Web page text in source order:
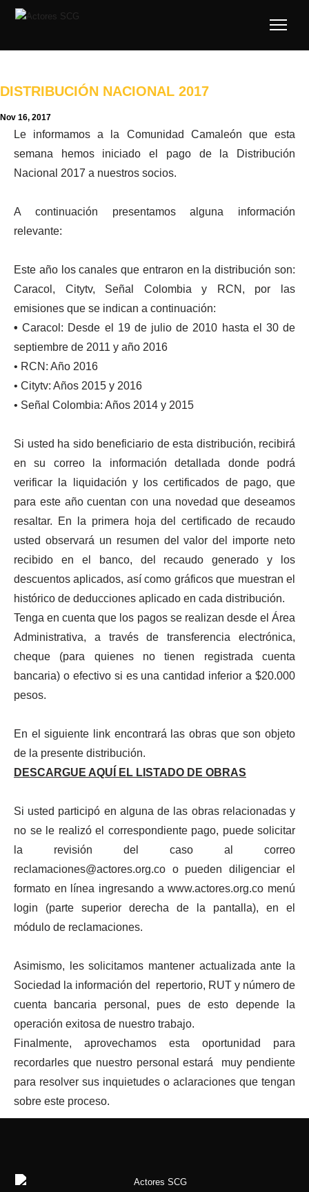
DISTRIBUCIÓN NACIONAL 2017
Nov 16, 2017
​Le informamos a la Comunidad Camaleón que esta
semana hemos iniciado el pago de la Distribución
Nacional 2017 a nuestros socios.
A continuación presentamos alguna información
relevante:
Este año los canales que entraron en la distribución son:
Caracol, Citytv, Señal Colombia y RCN, por las
emisiones que se indican a continuación:
• Caracol: Desde el 19 de julio de 2010 hasta el 30 de
septiembre de 2011 y año 2016
• RCN: Año 2016
• Citytv: Años 2015 y 2016
• Señal Colombia: Años 2014 y 2015
Si usted ha sido beneficiario de esta distribución, recibirá
en su correo la información detallada donde podrá
verificar la liquidación y los certificados de pago, que
para este año cuentan con una novedad que deseamos
resaltar. En la primera hoja del certificado de recaudo
usted observará un resumen del valor del importe neto
recibido en el banco, del recaudo generado y los
descuentos aplicados, así como gráficos que muestran el
histórico de deducciones aplicado en cada distribución.
Tenga en cuenta que los pagos se realizan desde el Área
Administrativa, a través de transferencia electrónica,
cheque (para quienes no tienen registrada cuenta
bancaria) o efectivo si es una cantidad inferior a $20.000
pesos.
En el siguiente link encontrará las obras que son objeto
de la presente distribución.
​​​DESCARGUE AQUÍ EL LISTADO DE OBRAS​​
Si usted participó en alguna de las obras relacionadas y
no se le realizó el correspondiente pago, puede solicitar
la revisión del caso al correo
reclamaciones@actores.org.co o pueden diligenciar el
formato en línea ingresando awww.actores.org.co menú
login (parte superior derecha de la pantalla), en el
módulo de reclamaciones.
Asimismo, les solicitamos mantener actualizada ante la
Sociedad la información del repertorio, RUT y número de
cuenta bancaria personal, pues de esto depende la
operación exitosa de nuestro trabajo.
Finalmente, aprovechamos esta oportunidad para
recordarles que nuestro personal estará muy pendiente
para resolver sus inquietudes o aclaraciones que tengan
sobre este proceso.